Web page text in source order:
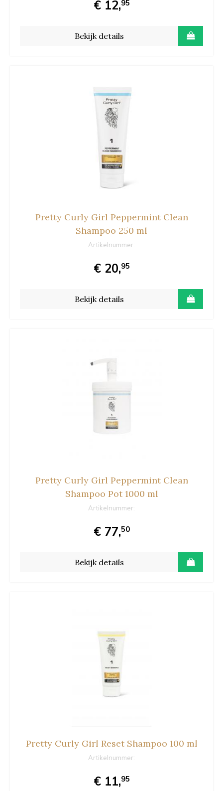
€ 12,95
Bekijk details
Pretty Curly Girl Peppermint Clean
Shampoo 250 ml
Artikelnummer:
€ 20,95
Bekijk details
Pretty Curly Girl Peppermint Clean
Shampoo Pot 1000 ml
Artikelnummer:
€ 77,50
Bekijk details
Pretty Curly Girl Reset Shampoo 100 ml
Artikelnummer:
€ 11,95